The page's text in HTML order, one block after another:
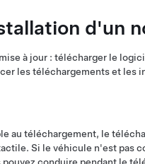
d'un
à jour : télécharger le
les téléchargements et les
au téléchargement, le
Si le véhicule n'est pas